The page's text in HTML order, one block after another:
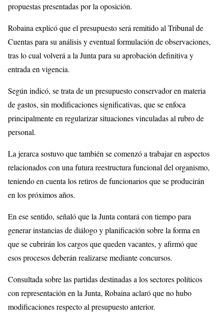
propuestas presentadas por la oposición.
Robaina explicó que el presupuesto será remitido al Tribunal de
Cuentas para su análisis y eventual formulación de observaciones,
tras lo cual volverá a la Junta para su aprobación definitiva y
entrada en vigencia.
Según indicó, se trata de un presupuesto conservador en materia
de gastos, sin modificaciones significativas, que se enfoca
principalmente en regularizar situaciones vinculadas al rubro de
personal.
La jerarca sostuvo que también se comenzó a trabajar en aspectos
relacionados con una futura reestructura funcional del organismo,
teniendo en cuenta los retiros de funcionarios que se producirán
en los próximos años.
En ese sentido, señaló que la Junta contará con tiempo para
generar instancias de diálogo y planificación sobre la forma en
que se cubrirán los cargos que queden vacantes, y afirmó que
esos procesos deberán realizarse mediante concursos.
Consultada sobre las partidas destinadas a los sectores políticos
con representación en la Junta, Robaina aclaró que no hubo
modificaciones respecto al presupuesto anterior.